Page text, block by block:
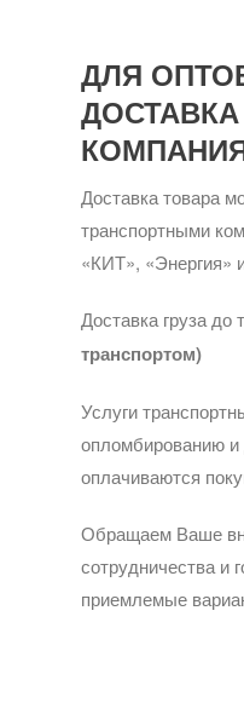
ДЛЯ
Доставка товара
транспортными
«КИТ», «Энергия»
Доставка груза
транспортом)
Услуги
опломбированию и
оплачиваются
Обращаем Ваше
сотрудничества и
приемлемые